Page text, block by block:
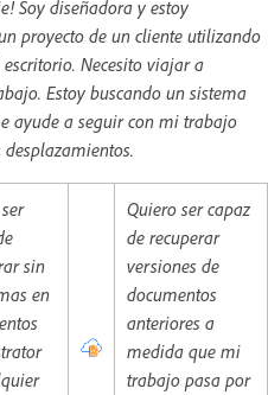
Soy diseñadora y estoy
proyecto de un cliente utilizando
Necesito viajar a
Estoy buscando un sistema
ayude a seguir con mi trabajo
sin
en
Quiero ser capaz
de recuperar
versiones de
documentos
anteriores a
medida que mi
trabajo pasa por